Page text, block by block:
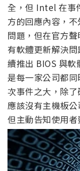
全，但 Intel 在事
方的回應內容，
問題，但在官方
有軟體更新解決
續推出 BIOS 與
是每一家公司都
次事件之大，除
應該沒有主機板
但主動告知使用者